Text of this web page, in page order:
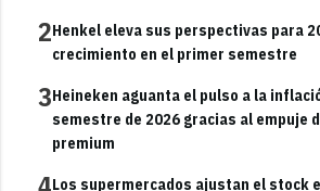
2Henkel eleva sus perspectivas para
crecimiento en el primer semestre
3Heineken aguanta el pulso a la
semestre de 2026 gracias al empuje
premium
Los supermercados ajustan el stock